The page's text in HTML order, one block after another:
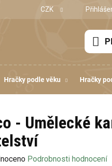
CZK
Hračky podle věku Hračky
- Umělecké
Podrobnosti hodnocení